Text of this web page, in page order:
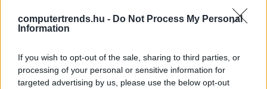
computertrends.hu - Do Not Process My Personal
Information
If you wish to opt-out of the sale, sharing to third parties, or
processing of your personal or sensitive information for
targeted advertising by us, please use the below opt-out
Technológia | 2022.07.16 07:57
vállalatok felhője
CT Print